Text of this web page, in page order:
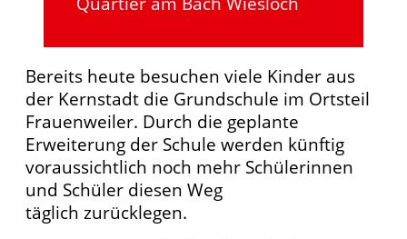
Bereits heute besuchen viele Kinder aus
der Kernstadt die Grundschule im Ortsteil
Frauenweiler. Durch die geplante
Erweiterung der Schule werden künftig
voraussichtlich noch mehr Schülerinnen
und Schüler diesen Weg
täglich zurücklegen.